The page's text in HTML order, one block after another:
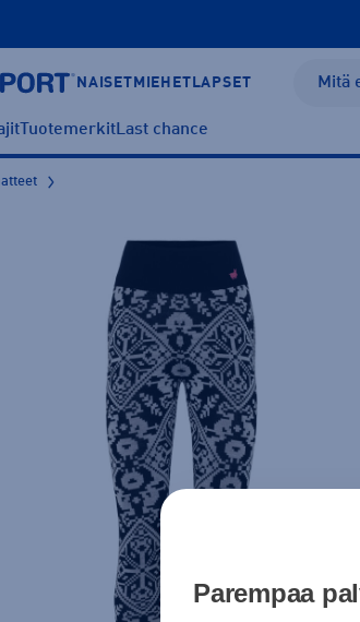
NAISET MIEHET LAPSET
TuotemerkitLast chance
Parempaa